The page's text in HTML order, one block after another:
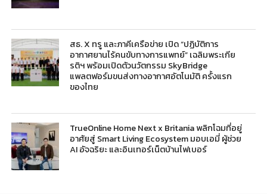
สธ. X ทรู และภาคีเครือข่าย เปิด “ปฏิบัติการ
อากาศยานไร้คนขับทางการแพทย์” เฉลิมพระเกีย
รติฯ พร้อมเปิดตัวนวัตกรรม SkyBridge
แพลตฟอร์มขนส่งทางอากาศอัตโนมัติ ครั้งแรก
ของไทย
TrueOnline Home Next x Britania พลิกโฉมที่อยู่
อาศัยสู่ Smart Living Ecosystem มอบเอมี่ ผู้ช่วย
AI อัจฉริยะ และอินเทอร์เน็ตบ้านไฟเบอร์